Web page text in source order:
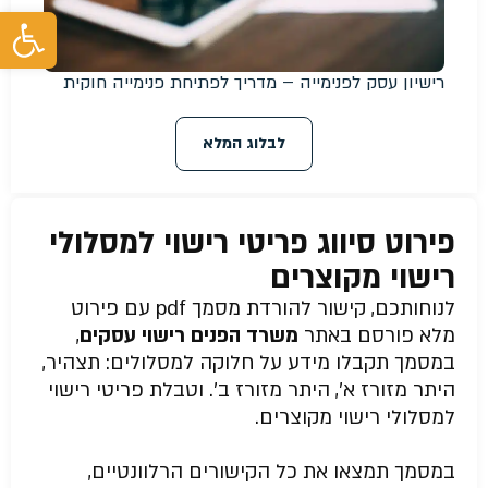
רישיון עסק לפנימייה – מדריך לפתיחת פנימייה חוקית
לבלוג המלא
פירוט סיווג פריטי רישוי למסלולי
רישוי מקוצרים
לנוחותכם, קישור להורדת מסמך pdf עם פירוט
מלא פורסם באתר משרד הפנים רישוי עסקים,
במסמך תקבלו מידע על חלוקה למסלולים: תצהיר,
היתר מזורז א’, היתר מזורז ב’. וטבלת פריטי רישוי
למסלולי רישוי מקוצרים.
במסמך תמצאו את כל הקישורים הרלוונטיים,